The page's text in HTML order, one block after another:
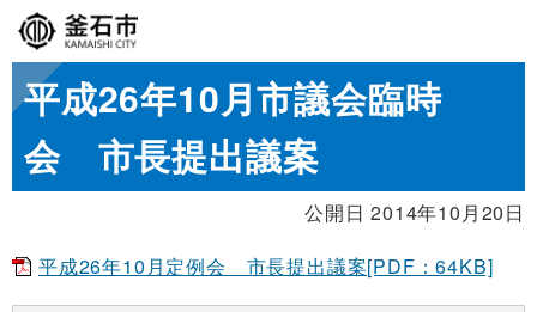
平成26年10月市議会臨時
会 市長提出議案
公開日 2014年10月20日
平成26年10月定例会 市長提出議案[PDF：64KB]